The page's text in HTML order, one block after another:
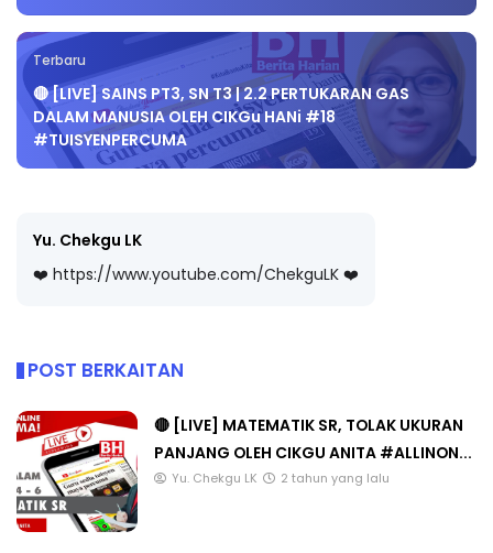
Terbaru
🔴 [LIVE] SAINS PT3, SN T3 | 2.2 PERTUKARAN GAS
DALAM MANUSIA OLEH CIKGu HANi #18
#TUISYENPERCUMA
Yu. Chekgu LK
❤️ https://www.youtube.com/ChekguLK ❤️
POST BERKAITAN
🔴 [LIVE] MATEMATIK SR, TOLAK UKURAN
PANJANG OLEH CIKGU ANITA #ALLINON...
Yu. Chekgu LK 2 tahun yang lalu